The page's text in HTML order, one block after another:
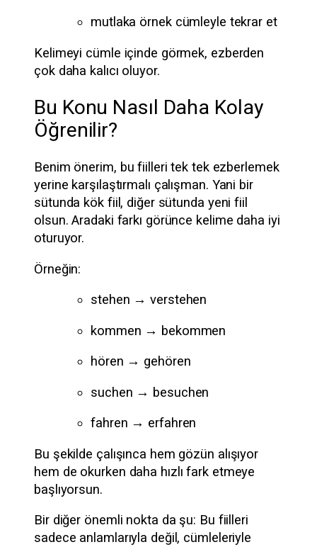
mutlaka örnek cümleyle tekrar et
Kelimeyi cümle içinde görmek, ezberden
çok daha kalıcı oluyor.
Bu Konu Nasıl Daha Kolay
Öğrenilir?
Benim önerim, bu fiilleri tek tek ezberlemek
yerine karşılaştırmalı çalışman. Yani bir
sütunda kök fiil, diğer sütunda yeni fiil
olsun. Aradaki farkı görünce kelime daha iyi
oturuyor.
Örneğin:
stehen → verstehen
kommen → bekommen
hören → gehören
suchen → besuchen
fahren → erfahren
Bu şekilde çalışınca hem gözün alışıyor
hem de okurken daha hızlı fark etmeye
başlıyorsun.
Bir diğer önemli nokta da şu: Bu fiilleri
sadece anlamlarıyla değil, cümleleriyle